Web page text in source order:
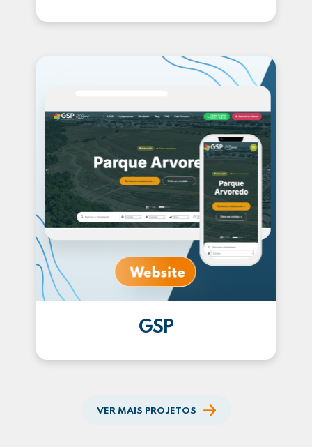
GSP
VER MAIS PROJETOS